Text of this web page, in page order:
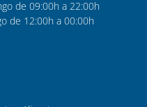
de 09:00h a 22:00h
de 12:00h a 00:00h